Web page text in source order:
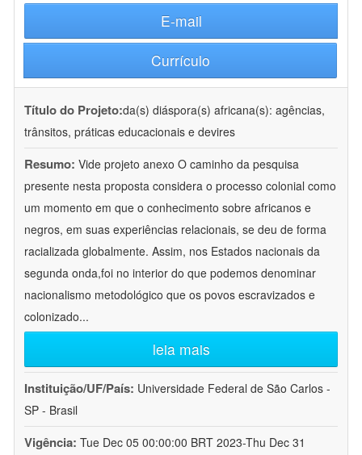
E-mail
Currículo
Título do Projeto:da(s) diáspora(s) africana(s): agências,
trânsitos, práticas educacionais e devires
Resumo: Vide projeto anexo O caminho da pesquisa
presente nesta proposta considera o processo colonial como
um momento em que o conhecimento sobre africanos e
negros, em suas experiências relacionais, se deu de forma
racializada globalmente. Assim, nos Estados nacionais da
segunda onda,foi no interior do que podemos denominar
nacionalismo metodológico que os povos escravizados e
colonizado...
leia mais
Instituição/UF/País: Universidade Federal de São Carlos -
SP - Brasil
Vigência: Tue Dec 05 00:00:00 BRT 2023-Thu Dec 31